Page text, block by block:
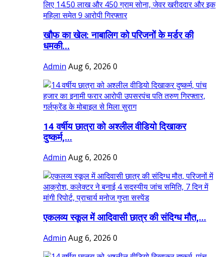
खौफ का खेल: नाबालिग को परिजनों के मर्डर की
धमकी...
Admin Aug 6, 2026 0
14 वर्षीय छात्रा को अश्लील वीडियो दिखाकर
दुष्कर्म,...
Admin Aug 6, 2026 0
एकलव्य स्कूल में आदिवासी छात्र की संदिग्ध मौत,...
Admin Aug 6, 2026 0